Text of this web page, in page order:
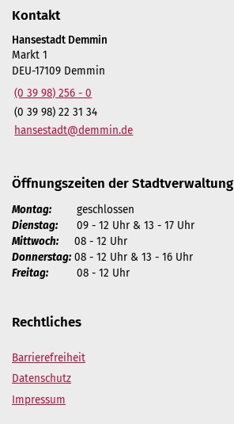
Kontakt
Hansestadt Demmin
Markt 1
DEU-17109 Demmin
(0 39 98) 256 - 0
(0 39 98) 22 31 34
hansestadt@demmin.de
Öffnungszeiten der Stadtverwaltung
Montag: geschlossen
Dienstag: 09 - 12 Uhr & 13 - 17 Uhr
Mittwoch: 08 - 12 Uhr
Donnerstag: 08 - 12 Uhr & 13 - 16 Uhr
Freitag: 08 - 12 Uhr
Rechtliches
Barrierefreiheit
Datenschutz
Impressum